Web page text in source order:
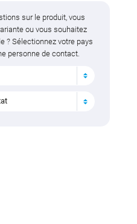
sur le produit, vous
ou vous souhaitez
? Sélectionnez votre pays
personne de contact.